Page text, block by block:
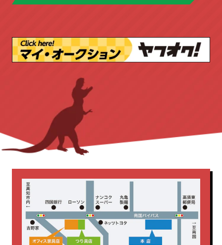
ラテラルキャビネット ロッカー
会議テーブル
内田洋行 平机
応接セット 新着商品
片袖机 生興 脇机 藤沢工業
作業台 切断機 台車 園芸工具
工具店
新着商品 測量・測定
無線機 照明
研削・研磨機
釘打機 集じん機・掃除機
電動工具 電気カンナ